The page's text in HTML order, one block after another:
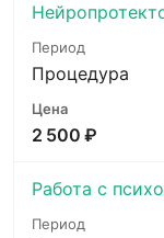
Процедура
2 500 ₽
Работа с